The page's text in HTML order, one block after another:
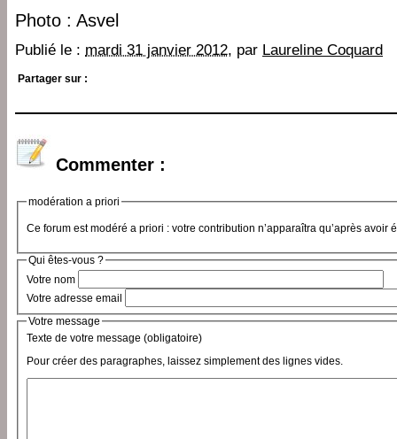
Photo : Asvel
Publié le : mardi 31 janvier 2012, par Laureline Coquard
Partager sur :
Commenter :
modération a priori
Ce forum est modéré a priori : votre contribution n’apparaîtra qu’après avoir
Qui êtes-vous ?
Votre nom
Votre adresse email
Votre message
Texte de votre message (obligatoire)
Pour créer des paragraphes, laissez simplement des lignes vides.